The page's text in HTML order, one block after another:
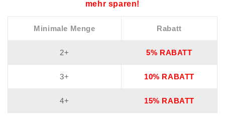
mehr sparen!
Minimale Menge Rabatt
2+ 5% RABATT
3+ 10% RABATT
4+ 15% RABATT